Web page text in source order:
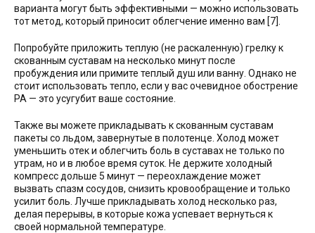
варианта могут быть эффективными — можно использовать
тот метод, который приносит облегчение именно вам [7].
Попробуйте приложить теплую (не раскаленную) грелку к
скованным суставам на несколько минут после
пробуждения или примите теплый душ или ванну. Однако не
стоит использовать тепло, если у вас очевидное обострение
РА — это усугубит ваше состояние.
Также вы можете прикладывать к скованным суставам
пакеты со льдом, завернутые в полотенце. Холод может
уменьшить отек и облегчить боль в суставах не только по
утрам, но и в любое время суток. Не держите холодный
компресс дольше 5 минут — переохлаждение может
вызвать спазм сосудов, снизить кровообращение и только
усилит боль. Лучше прикладывать холод несколько раз,
делая перерывы, в которые кожа успевает вернуться к
своей нормальной температуре.